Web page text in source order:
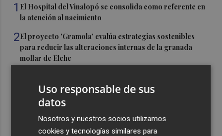
1 El Hospital del Vinalopó se consolida como referente en
la atención al nacimiento
2El proyecto 'Gramola' evalúa estrategias sostenibles
para reducir las alteraciones internas de la granada
mollar de Elche
festival Epicentro de Mula
UPCT Makers culmina con éxito un catamarán para
monitorizar el Mar Menor y ya prepara un dron
submarino autónomo
Uso responsable de sus
datos
Nosotros y nuestros socios utilizamos
cookies y tecnologías similares para